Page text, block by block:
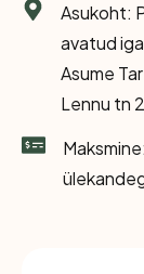
Asukoht:
avatud
Asume
Lennu tn